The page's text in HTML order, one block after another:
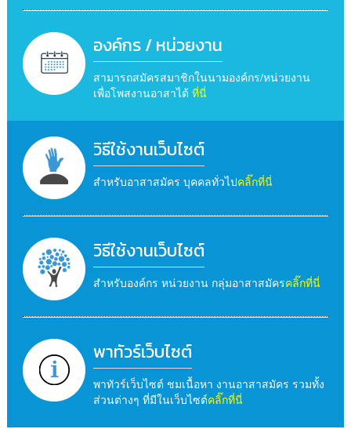
องค์กร / หน่วยงาน
สามารถสมัครสมาชิกในนามองค์กร/หน่วยงาน
เพื่อโพสงานอาสาได้ ที่นี่
วิธีใช้งานเว็บไซต์
สำหรับอาสาสมัคร บุคคลทั่วไปคลิ๊กที่นี่
วิธีใช้งานเว็บไซต์
สำหรับองค์กร หน่วยงาน กลุ่มอาสาสมัครคลิ๊กที่นี่
พาทัวร์เว็บไซต์
พาทัวร์เว็บไซต์ ชมเนื้อหา งานอาสาสมัคร รวมทั้ง
ส่วนต่างๆ ที่มีในเว็บไซต์คลิ๊กที่นี่